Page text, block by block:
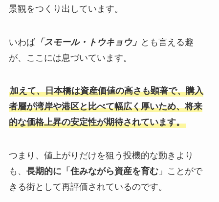
景観をつくり出しています。
いわば「スモール・トウキョウ」 とも言える趣
が、ここには息づいています。
加えて、日本橋は資産価値の高さも顕著で、購入
者層が湾岸や港区と比べて幅広く厚いため、将来
的な価格上昇の安定性が期待されています。
つまり、値上がりだけを狙う投機的な動きより
も、 長期的に「住みながら資産を育む」ことがで
きる街として再評価されているのです。